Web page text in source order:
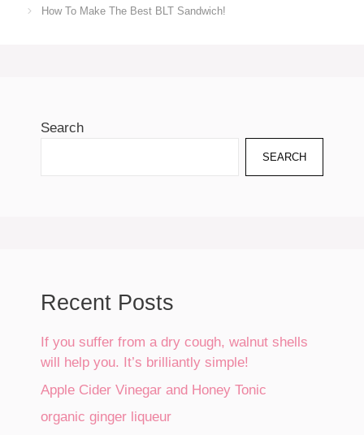
How To Make The Best BLT Sandwich!
Search
SEARCH
Recent Posts
If you suffer from a dry cough, walnut shells
will help you. It’s brilliantly simple!
Apple Cider Vinegar and Honey Tonic
organic ginger liqueur